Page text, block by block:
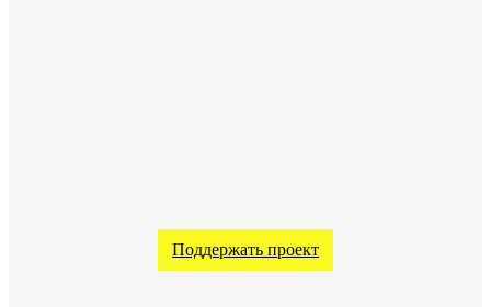
Поддержать проект